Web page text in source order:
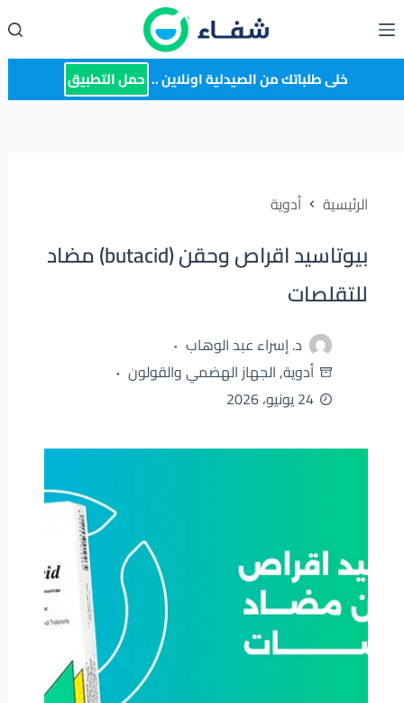
إلى
المحتوى خلى طلباتك من الصيدلية اونلاين .. حمل التطبيق
الرئيسية أدوية
بيوتاسيد اقراص وحقن (butacid) مضاد
للتقلصات
د. إسراء عبد الوهاب
أدوية,الجهاز الهضمي والقولون
24 يونيو، 2026